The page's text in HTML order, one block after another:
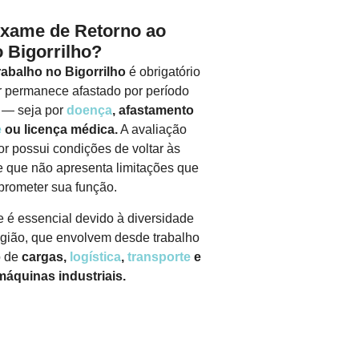
de Retorno ao
Bigorrilho?
no Bigorrilho é obrigatório
afastado por período
— seja por doença, afastamento
ou licença médica.A avaliação
possui condições de voltar às
que não apresenta limitações que
sua função.
é essencial devido à diversidade
que envolvem desde trabalho
de cargas, logística, transportee
industriais.